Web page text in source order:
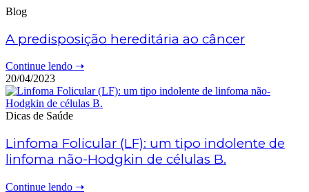
Blog
A predisposição hereditária ao câncer
Continue lendo ➝
20/04/2023
Dicas de Saúde
Linfoma Folicular (LF): um tipo indolente de
linfoma não-Hodgkin de células B.
Continue lendo ➝